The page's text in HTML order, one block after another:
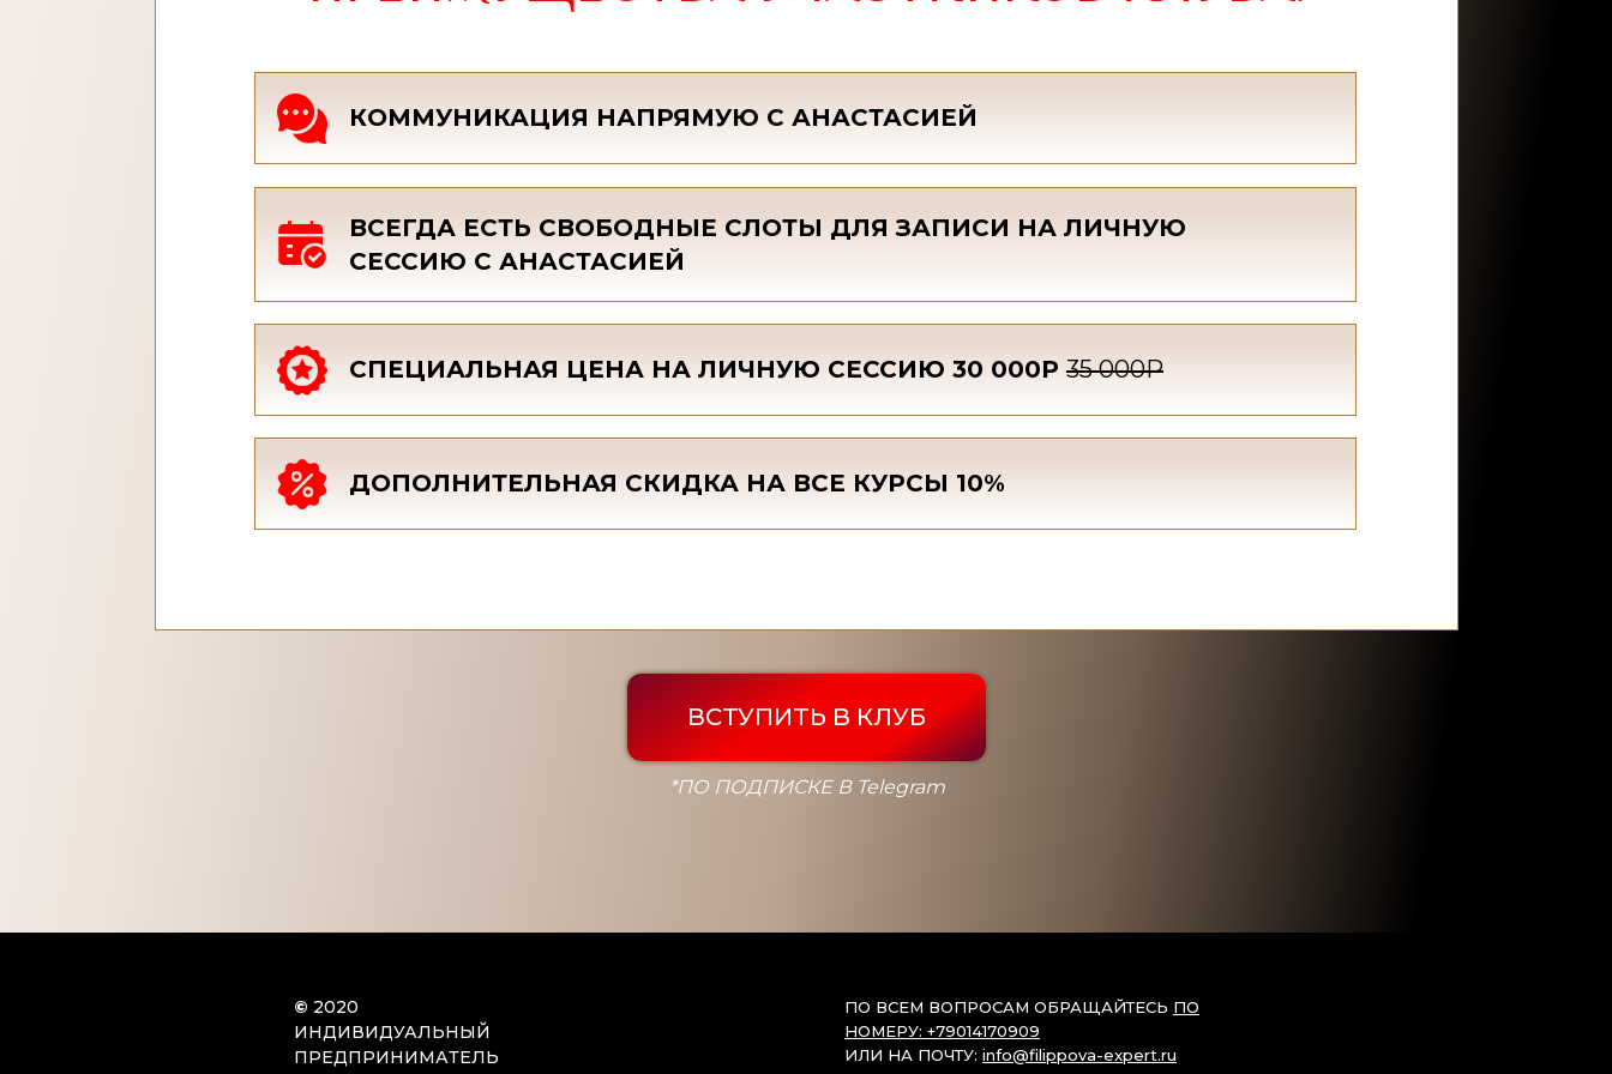
*ПО ПОДПИСКЕ В Telegram
ВСТУПИТЬ В КЛУБ
ДОПОЛНИТЕЛЬНАЯ СКИДКА НА ВСЕ КУРСЫ 10%
СПЕЦИАЛЬНАЯ ЦЕНА НА ЛИЧНУЮ СЕССИЮ 30 000Р 35 000Р
ВСЕГДА ЕСТЬ СВОБОДНЫЕ СЛОТЫ ДЛЯ ЗАПИСИ НА ЛИЧНУЮ
СЕССИЮ С АНАСТАСИЕЙ
КОММУНИКАЦИЯ НАПРЯМУЮ С АНАСТАСИЕЙ
© 2020
ИНДИВИДУАЛЬНЫЙ
ПРЕДПРИНИМАТЕЛЬ
ПО ВСЕМ ВОПРОСАМ ОБРАЩАЙТЕСЬ ПО
НОМЕРУ: +79014170909
ИЛИ НА ПОЧТУ: info@filippova-expert.ru